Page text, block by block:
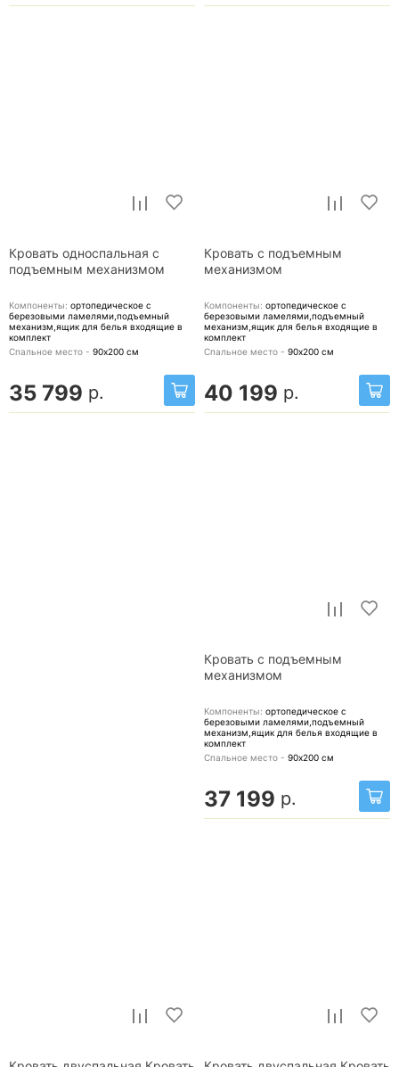
Кровать односпальная с
подъемным механизмом
Компоненты: ортопедическое с
березовыми ламелями,подъемный
механизм,ящик для белья входящие в
комплект
Спальное место - 90х200 см
35 799 р.
Кровать с подъемным
механизмом
Компоненты: ортопедическое с
березовыми ламелями,подъемный
механизм,ящик для белья входящие в
комплект
Спальное место - 90х200 см
40 199 р.
Кровать с подъемным
механизмом
Компоненты: ортопедическое с
березовыми ламелями,подъемный
механизм,ящик для белья входящие в
комплект
Спальное место - 90х200 см
37 199 р.